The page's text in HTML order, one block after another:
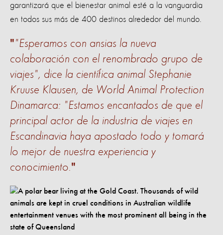
garantizará que el bienestar animal esté a la vanguardia
en todos sus más de 400 destinos alrededor del mundo.
"Esperamos con ansias la nueva
colaboración con el renombrado grupo de
viajes", dice la científica animal Stephanie
Kruuse Klausen, de World Animal Protection
Dinamarca: "Estamos encantados de que el
principal actor de la industria de viajes en
Escandinavia haya apostado todo y tomará
lo mejor de nuestra experiencia y
conocimiento.